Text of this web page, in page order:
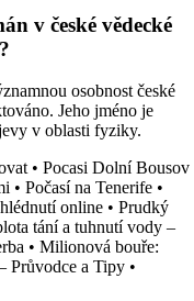
v české vědecké
osobnost české
Jeho jméno je
v oblasti fyziky.
• Pocasi Dolní Bousov
• Počasí na Tenerife •
online • Prudký
tání a tuhnutí vody –
• Milionová bouře:
Průvodce a Tipy •